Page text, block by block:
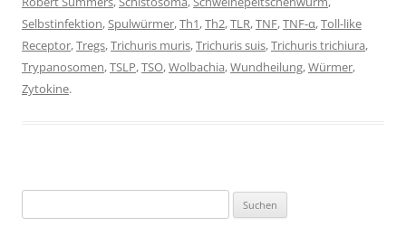
Selbstinfektion,Spulwürmer,Th1,Th2,TLR,TNF,TNF-α,Toll-like
Receptor,Tregs,Trichuris muris,Trichuris suis,Trichuris trichiura,
Trypanosomen,TSLP,TSO,Wolbachia,Wundheilung,Würmer,
Zytokine.
nach: